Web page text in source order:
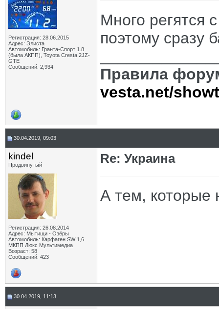
Регистрация: 28.06.2015
Адрес: Элиста
Автомобиль: Гранта-Спорт 1.8
(была АКПП), Toyota Cresta 2JZ-
GTE
Сообщений: 2,934
Много регятся
поэтому сразу
Правила
vesta.net/
30.04.2019, 09:03
kindel
Продвинутый
Регистрация: 26.08.2014
Адрес: Мытищи - Озёры
Автомобиль: Карфаген SW 1,6
МКПП Люкс Мультимедиа
Возраст: 58
Сообщений: 423
Re: Украина
А тем,
30.04.2019, 11:13